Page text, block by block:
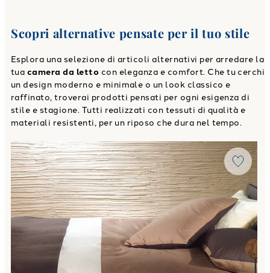
Scopri alternative pensate per il tuo stile
Esplora una selezione di articoli alternativi per arredare la
tua camera da letto con eleganza e comfort. Che tu cerchi
un design moderno e minimale o un look classico e
raffinato, troverai prodotti pensati per ogni esigenza di
stile e stagione. Tutti realizzati con tessuti di qualità e
materiali resistenti, per un riposo che dura nel tempo.
Link to "Completo Copripiumino city in Cotone"